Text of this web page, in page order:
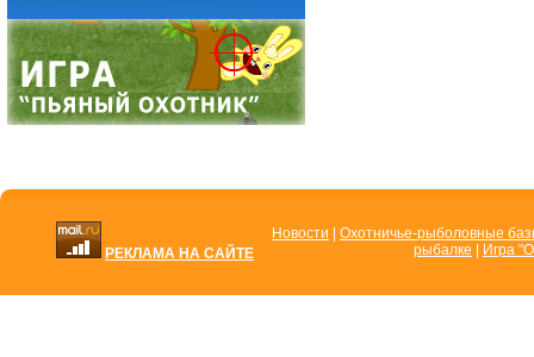
РЕКЛАМА НА САЙТЕ
Новости
Охотничье-рыболовные
рыбалке
Игра